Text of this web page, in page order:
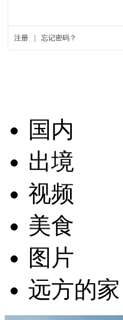
国内
出境
视频
美食
图片
远方的家